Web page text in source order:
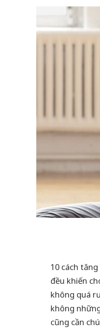
10 cách
đều khiến
không quá
không
cũng cần